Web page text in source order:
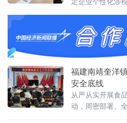
务。据了解，以
醒、广泛宣讲模
破解同质化服务
福建南靖奎洋
安全底线
从严从实开展食
动，周密部署、